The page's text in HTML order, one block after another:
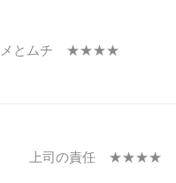
メとムチ ★★★★
上司の責任 ★★★★